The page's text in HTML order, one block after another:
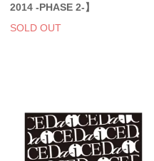
2014 -PHASE 2-】
SOLD OUT